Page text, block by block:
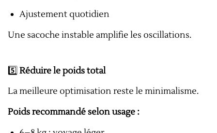
Ajustement quotidien
Une sacoche instable amplifie les oscillations.
5️⃣Réduire le poids total
La meilleure optimisation reste le minimalisme.
Poids recommandé selon usage :